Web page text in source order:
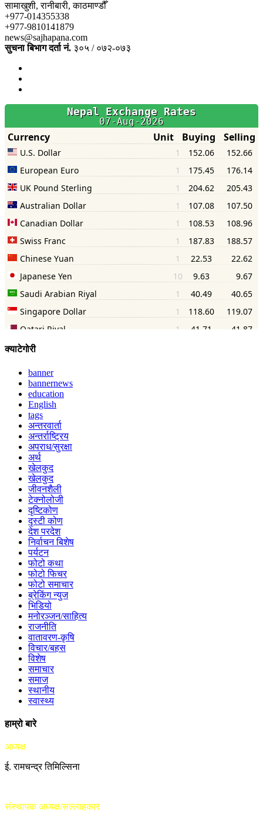
सामाखुशी, रानीबारी, काठमाण्डौँ
+977-014355338
+977-9810141879
news@sajhapana.com
सुचना बिभाग दर्ता नं. ३०५ / ०७२-०७३
क्याटेगोरी
banner
bannernews
education
English
tags
अन्तरवार्ता
अन्तर्राष्ट्रिय
अपराध/सुरक्षा
अर्थ
खेलकुद
खेलकुद
जीवनशैली
टेक्नोलोजी
दृष्टिकोण
दृस्टी कोण
देश परदेश
निर्वाचन बिशेष
पर्यटन
फोटो कथा
फोटो फिचर
फोटो समाचार
ब्रेकिंग न्युज
भिडियो
मनोरञ्जन/साहित्य
राजनीति
वातावरण-कृषि
विचार/बहस
विशेष
समाचार
समाज
स्थानीय
स्वास्थ्य
हाम्रो बारे
अध्यक्ष
ई. रामचन्द्र तिमिल्सिना
संस्थापक अध्यक्ष/सल्लाहकार